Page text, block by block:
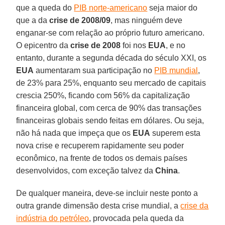
que a queda do PIB norte-americano seja maior do
que a dacrise de 2008/09, mas ninguém deve
enganar-se com relação ao próprio futuro americano.
O epicentro dacrise de 2008 foi nos EUA, e no
entanto, durante a segunda década do século XXI, os
EUA aumentaram sua participação no PIB mundial ,
de 23% para 25%, enquanto seu mercado de capitais
crescia 250%, ficando com 56% da capitalização
financeira global, com cerca de 90% das transações
financeiras globais sendo feitas em dólares. Ou seja,
não há nada que impeça que os EUA superem esta
nova crise e recuperem rapidamente seu poder
econômico, na frente de todos os demais países
desenvolvidos, com exceção talvez daChina.
De qualquer maneira, deve-se incluir neste ponto a
outra grande dimensão desta crise mundial, acrise da
indústria do petróleo, provocada pela queda da